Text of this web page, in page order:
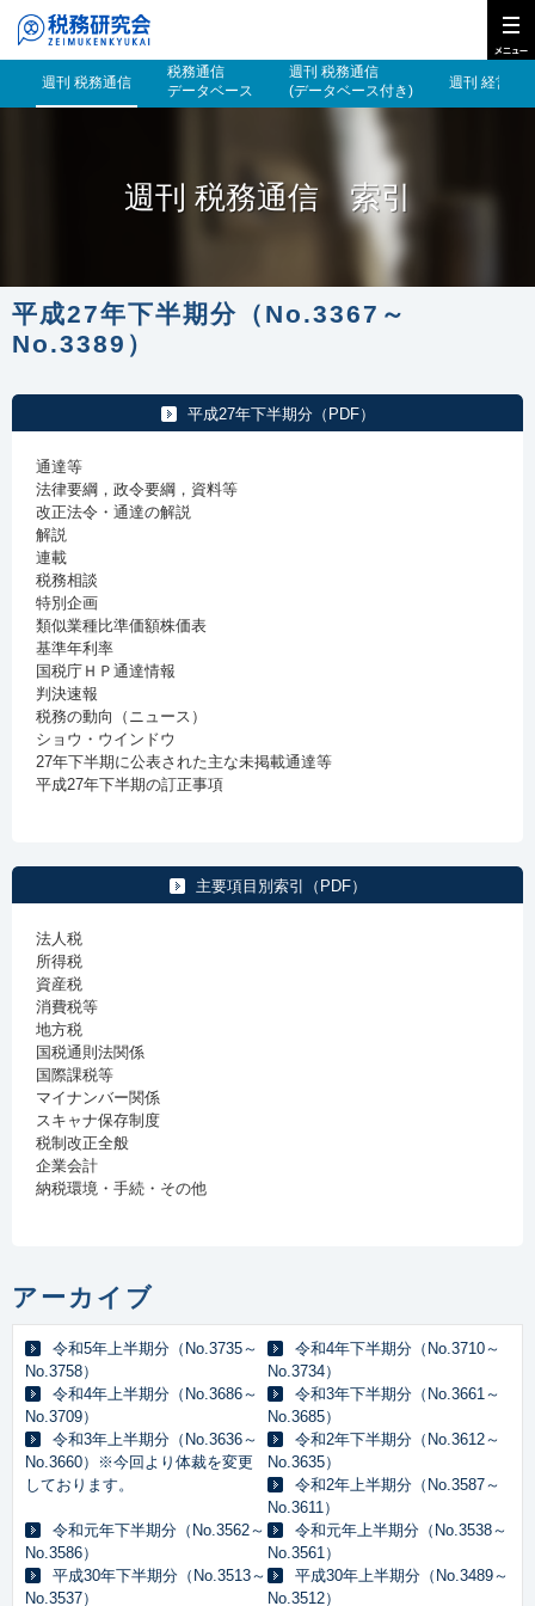
週刊 税務通信
税務通信
データベース
週刊 税務通信
(データベース付き)
週刊 経営財
週刊 税務通信 索引
平成27年下半期分（No.3367～
No.3389）
平成27年下半期分（PDF）
通達等
法律要綱，政令要綱，資料等
改正法令・通達の解説
解説
連載
税務相談
特別企画
類似業種比準価額株価表
基準年利率
国税庁ＨＰ通達情報
判決速報
税務の動向（ニュース）
ショウ・ウインドウ
27年下半期に公表された主な未掲載通達等
平成27年下半期の訂正事項
主要項目別索引（PDF）
法人税
所得税
資産税
消費税等
地方税
国税通則法関係
国際課税等
マイナンバー関係
スキャナ保存制度
税制改正全般
企業会計
納税環境・手続・その他
アーカイブ
令和5年上半期分（No.3735～
No.3758）
令和4年下半期分（No.3710～
No.3734）
令和4年上半期分（No.3686～
No.3709）
令和3年下半期分（No.3661～
No.3685）
令和3年上半期分（No.3636～
No.3660）※今回より体裁を変更
しております。
令和2年下半期分（No.3612～
No.3635）
令和2年上半期分（No.3587～
No.3611）
令和元年下半期分（No.3562～
No.3586）
令和元年上半期分（No.3538～
No.3561）
平成30年下半期分（No.3513～
No.3537）
平成30年上半期分（No.3489～
No.3512）